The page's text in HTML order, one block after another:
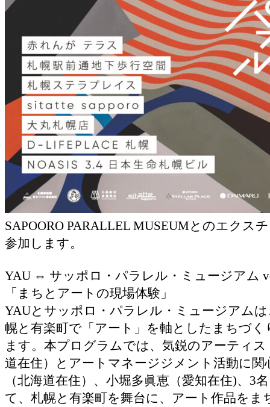
SAPOORO PARALLEL MUSEUMとのエクス
参加します。
YAU ⇔ サッポロ・パラレル・ミュージアム
「まちとアートの現場体験」
YAUとサッポロ・パラレル・ミュージアム
幌と有楽町で「アート」を軸としたまちづ
ます。本プログラムでは、気鋭のアーティス
道在住）とアートマネージジメント活動に関
（北海道在住）、小堀多眞恵（愛知在住)、3
て、札幌と有楽町を舞台に、アート作品をま